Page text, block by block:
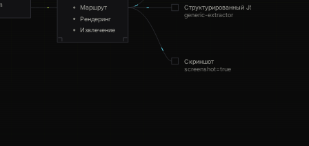
Маршрут
Рендеринг
Извлечение
Структурированный JSON
Скриншот
generic-extractor
screenshot=true